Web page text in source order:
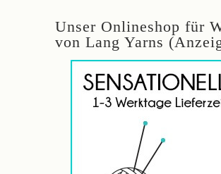
Unser Onlineshop für
von Lang Yarns